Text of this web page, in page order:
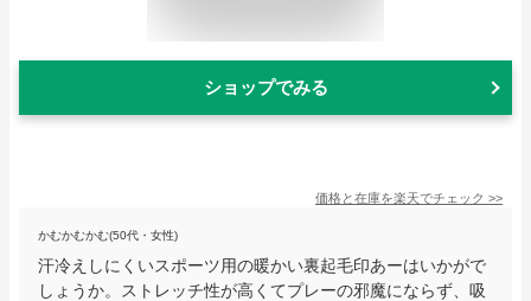
ショップでみる
価格と在庫を楽天でチェック >>
かむかむかむ(50代・女性)
汗冷えしにくいスポーツ用の暖かい裏起毛印あーはいかがで
しょうか。ストレッチ性が高くてプレーの邪魔にならず、吸